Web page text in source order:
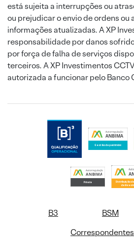
está sujeita a interrupções ou
ou prejudicar o envio de ordens ou
informações atualizadas. A XP
responsabilidade por danos
por força de falha de serviços
terceiros. A XP Investimentos
autorizada a funcionar pelo Banco
B3 BSM